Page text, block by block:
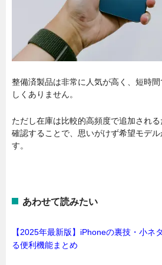
整備済製品は非常に人気が高く、短時
しくありません。
ただし在庫は比較的高頻度で追加され
確認することで、思いがけず希望モデ
す。
あわせて読みたい
【2025年最新版】iPhoneの裏技・小ネ
る便利機能まとめ